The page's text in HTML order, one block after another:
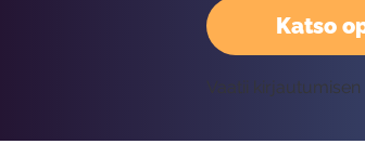
Katso
Vaatii